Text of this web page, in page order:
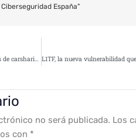
España"
La falta de seguridad hace que las apps de carsharing sean vulnerables frente a los ciberataques
no será publicada. Los
con *